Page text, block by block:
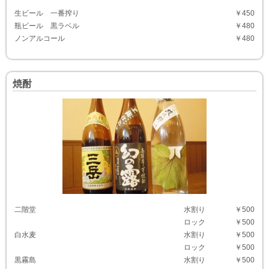
生ビール 一番搾り
￥450
瓶ビール 黒ラベル
￥480
ノンアルコール
￥480
焼酎
二階堂 水割り
￥500
ロック
￥500
白水麦
水割り
￥500
ロック
￥500
黒霧島
水割り
￥500